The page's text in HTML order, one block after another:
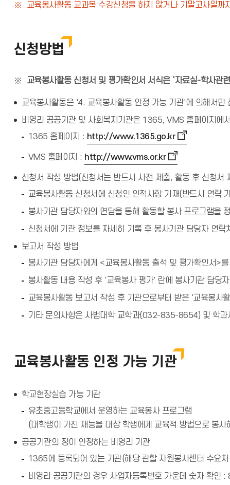
교육봉사활동 교과목 수강신청을 하지 않거나 기말고사일
신청방법
교육봉사활동 신청서 및 평가확인서 서식은 ‘자료실-학사관
교육봉사활동은 '4. 교육봉사활동 인정 가능 기관'에 의해서만
비영리 공공기관 및 사회복지기관은 1365, VMS 홈페이지에
1365 홈페이지 : http://www.1365.go.kr
VMS 홈페이지 : http://www.vms.or.kr
신청서 작성 방법(신청서는 반드시 사전 제출, 활동 후 신청서
교육봉사활동 신청서에 신청인 인적사항 기재(반드시 연락
봉사기관 담당자와의 면담을 통해 활동할 봉사 프로그램을
신청서에 기관 정보를 자세히 기록 후 봉사기관 담당자 연락
보고서 작성 방법
봉사기관 담당자에게 <교육봉사활동 출석 및 평가확인서>
봉사활동 내용 작성 후 '교육봉사 평가' 란에 봉사기관 담당
교육봉사활동 보고서 작성 후 기관으로부터 받은 '교육봉사
기타 문의사항은 사범대학 교학과(032-835-8654) 및 학
교육봉사활동 인정 가능 기관
학교현장실습 가능 기관
유초중고등학교에서 운영하는 교육봉사 프로그램
(대학생이 가진 재능을 대상 학생에게 교육적 방법으로 봉사
공공기관의 장이 인정하는 비영리 기관
1365에 등록되어 있는 기관(해당 관할 자원봉사센터 수요
비영리 공공기관의 경우 사업자등록번호 가운데 숫자 확인